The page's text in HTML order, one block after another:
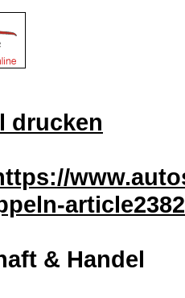
drucken
& Handel